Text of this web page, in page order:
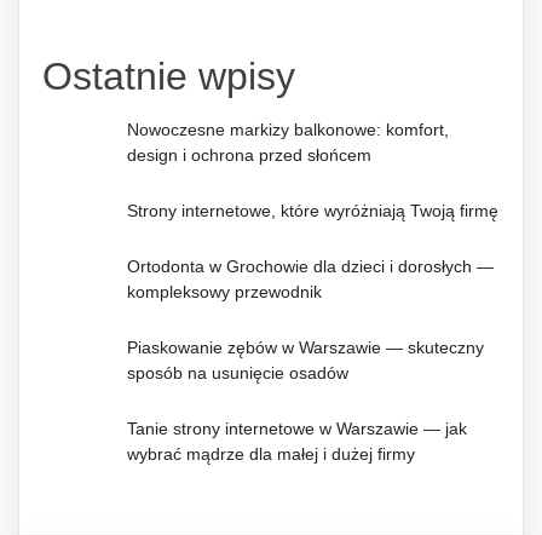
Ostatnie wpisy
Nowoczesne markizy balkonowe: komfort,
design i ochrona przed słońcem
Strony internetowe, które wyróżniają Twoją firmę
Ortodonta w Grochowie dla dzieci i dorosłych —
kompleksowy przewodnik
Piaskowanie zębów w Warszawie — skuteczny
sposób na usunięcie osadów
Tanie strony internetowe w Warszawie — jak
wybrać mądrze dla małej i dużej firmy